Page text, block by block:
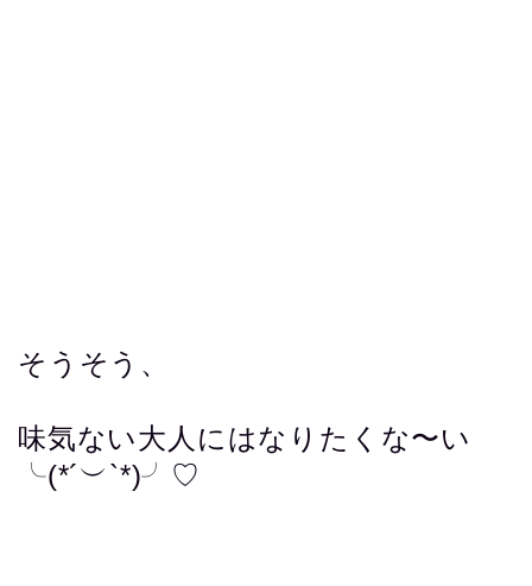
そうそう、
味気ない大人にはなりたくな〜い
╰(*´︶`*)╯♡